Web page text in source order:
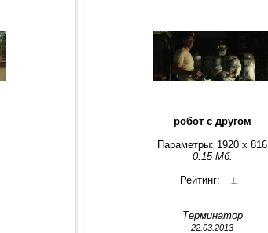
робот с другом
Параметры: 1920 x 816
0.15 Мб.
Рейтинг:
±
Терминатор
22.03.2013